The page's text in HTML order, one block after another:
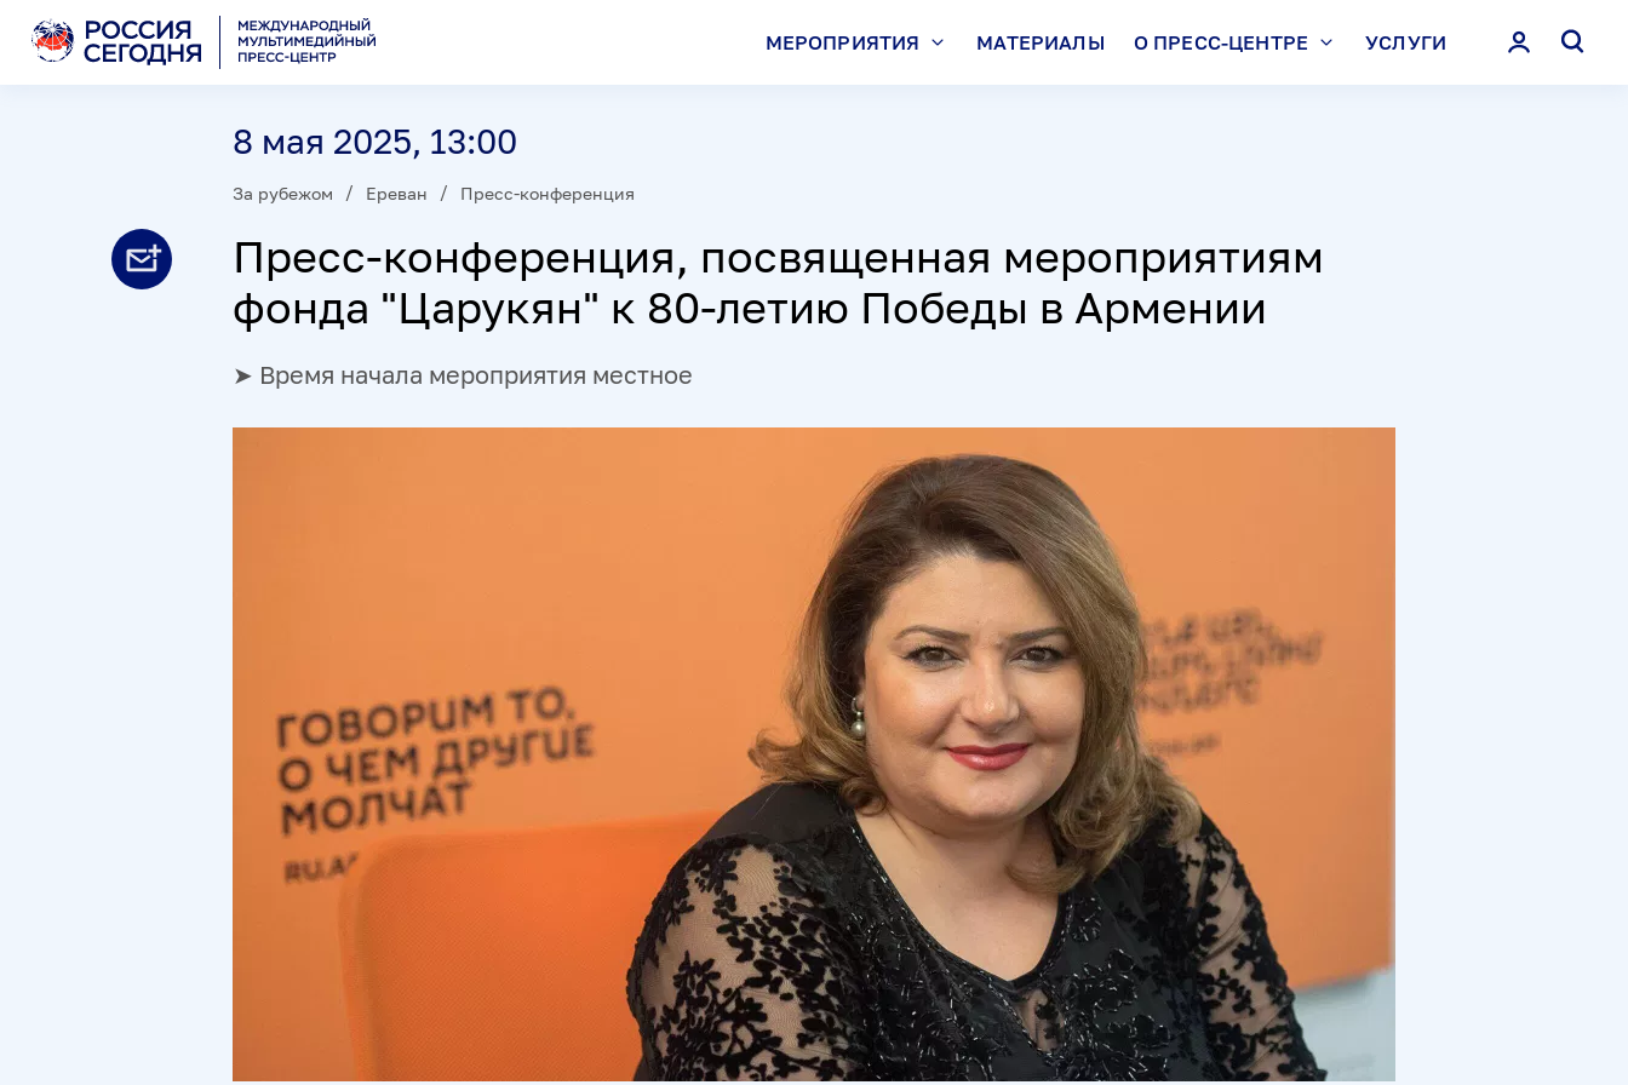
МЕРОПРИЯТИЯ МАТЕРИАЛЫ О ПРЕСС-ЦЕНТРЕ УСЛУГИ
8 мая 2025, 13:00
За рубежом Ереван Пресс-конференция
Пресс-конференция, посвященная мероприятиям
фонда "Царукян" к 80-летию Победы в Армении
➤ Время начала мероприятия местное